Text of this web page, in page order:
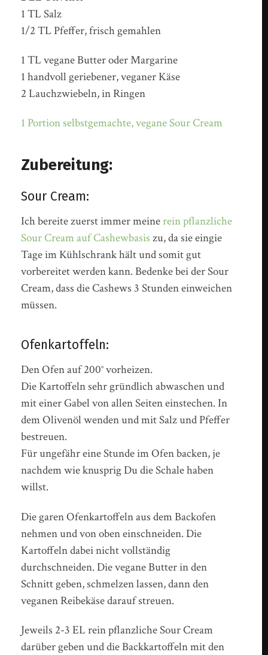
1 TL Salz
1/2 TL Pfeffer, frisch gemahlen
1 TL vegane Butter oder Margarine
1 handvoll geriebener, veganer Käse
2 Lauchzwiebeln, in Ringen
1 Portion selbstgemachte, vegane Sour Cream
Zubereitung:
Sour Cream:
Ich bereite zuerst immer meinerein pflanzliche
Sour Cream auf Cashewbasis zu, da sie eingie
Tage im Kühlschrank hält und somit gut
vorbereitet werden kann. Bedenke bei der Sour
Cream, dass die Cashews 3 Stunden einweichen
müssen.
Ofenkartoffeln:
Den Ofen auf 200° vorheizen.
Die Kartoffeln sehr gründlich abwaschen und
mit einer Gabel von allen Seiten einstechen. In
dem Olivenöl wenden und mit Salz und Pfeffer
bestreuen.
Für ungefähr eine Stunde im Ofen backen, je
nachdem wie knusprig Du die Schale haben
willst.
Die garen Ofenkartoffeln aus dem Backofen
nehmen und von oben einschneiden. Die
Kartoffeln dabei nicht vollständig
durchschneiden. Die vegane Butter in den
Schnitt geben, schmelzen lassen, dann den
veganen Reibekäse darauf streuen.
Jeweils 2-3 EL rein pflanzliche Sour Cream
darüber geben und die Backkartoffeln mit den